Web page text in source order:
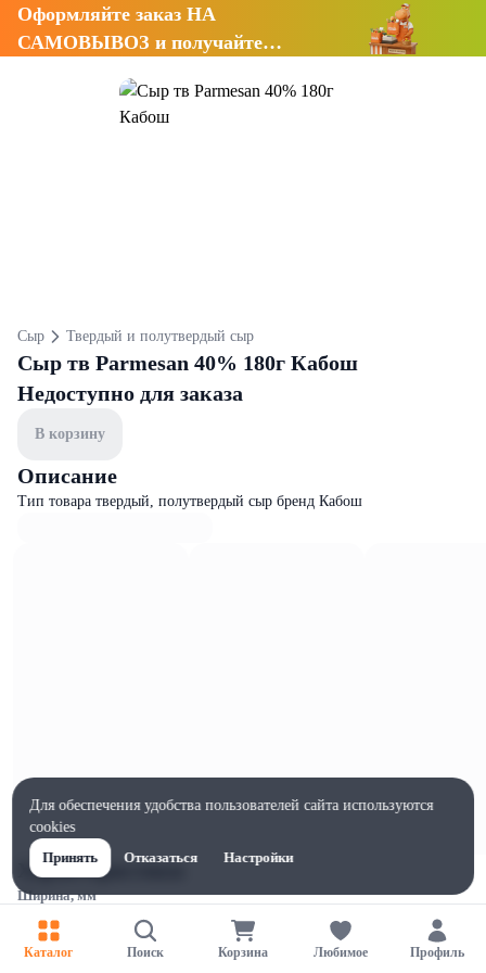
Оформляйте заказ НА
САМОВЫВОЗ и получайте
Сыр Твердый и полутвердый сыр
Сыр тв Parmesan 40% 180г Кабош
Недоступно для заказа
В корзину
Описание
Тип товара твердый, полутвердый сыр бренд Кабош
Характеристики
Ширина, мм
150
Высота, мм
Каталог Поиск Корзина Любимое Профиль
Для обеспечения удобства пользователей сайта используются
cookies
Принять
Отказаться Настройки